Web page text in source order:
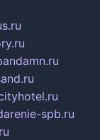
spb.ru